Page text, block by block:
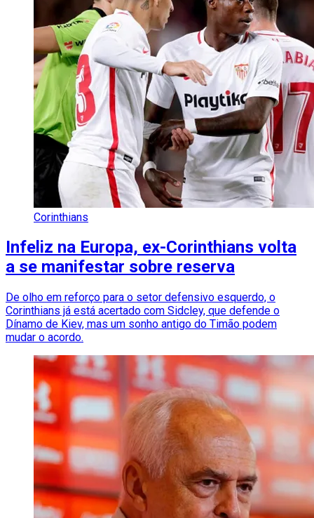
Corinthians
Infeliz na Europa, ex-Corinthians volta
a se manifestar sobre reserva
De olho em reforço para o setor defensivo esquerdo, o
Corinthians já está acertado com Sidcley, que defende o
Dínamo de Kiev, mas um sonho antigo do Timão podem
mudar o acordo.